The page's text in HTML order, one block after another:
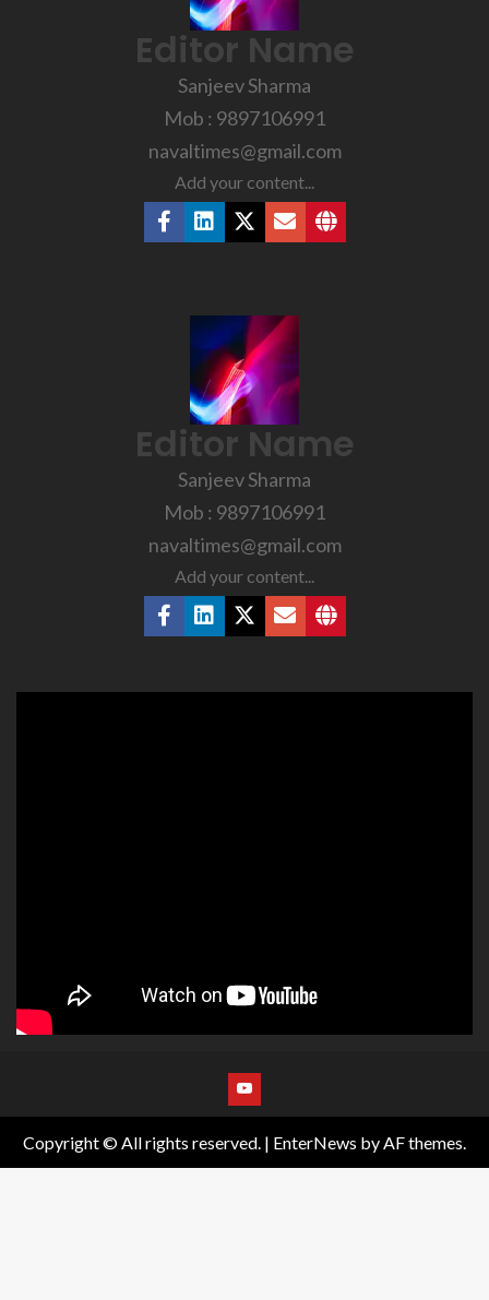
Editor Name
Sanjeev Sharma
Mob : 9897106991
navaltimes@gmail.com
Add your content...
Editor Name
Sanjeev Sharma
Mob : 9897106991
navaltimes@gmail.com
Add your content...
Copyright © All rights reserved. | EnterNews by AF themes.